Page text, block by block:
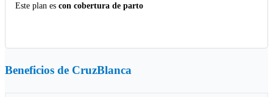
Este plan es con cobertura de parto
Beneficios de CruzBlanca